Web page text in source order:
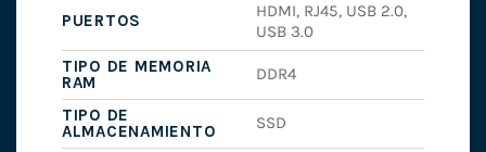
PUERTOS
HDMI, RJ45, USB 2.0,
USB 3.0
TIPO DE MEMORIA
RAM
DDR4
TIPO DE
ALMACENAMIENTO
SSD